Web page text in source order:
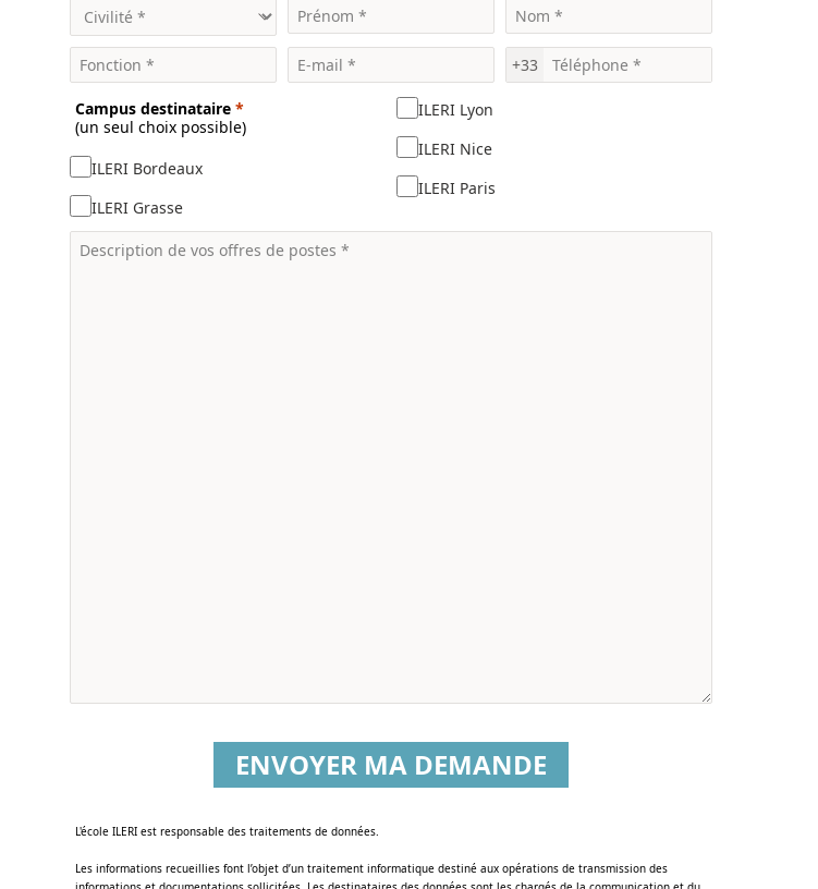
+33
Campus destinataire *
(un seul choix possible)
ILERI Bordeaux
ILERI Grasse
ILERI Lyon
ILERI Nice
ILERI Paris
ENVOYER MA DEMANDE
‌L'école ILERI est responsable des traitements de données.
Les informations recueillies font l’objet d’un traitement informatique destiné aux opérations de transmission des